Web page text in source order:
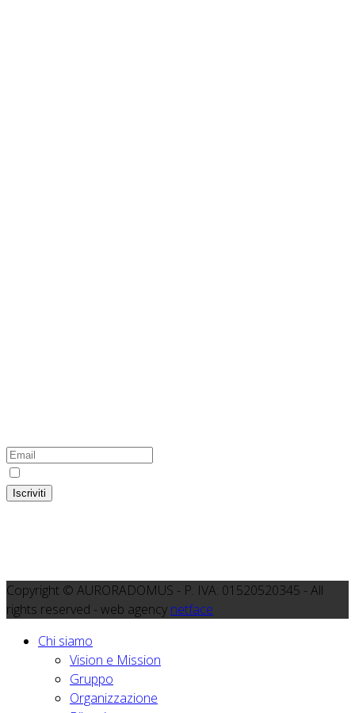
Iscriviti
Copyright © AURORADOMUS - P. IVA: 01520520345 - All
rights reserved - web agency netface
Chi siamo
Vision e Mission
Gruppo
Organizzazione